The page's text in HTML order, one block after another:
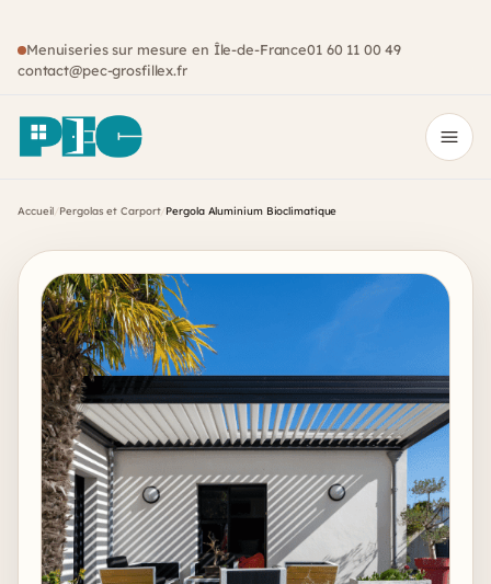
Menuiseries sur mesure en Île-de-France01 60 11 00 49
contact@pec-grosfillex.fr
Accueil/Pergolas et Carport/Pergola Aluminium Bioclimatique